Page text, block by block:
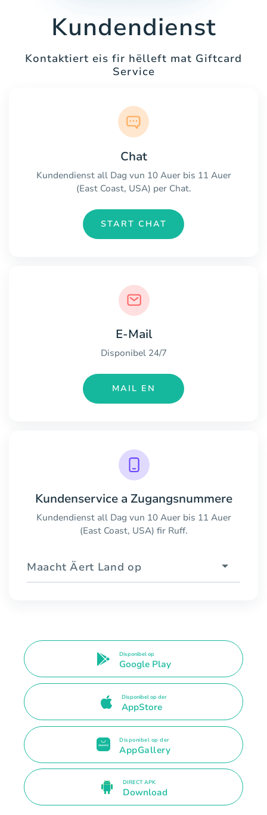
Kundendienst
Kontaktiert eis fir hëlleft mat Giftcard
Service
Chat
Kundendienst all Dag vun 10 Auer bis 11 Auer
(East Coast, USA) per Chat.
START CHAT
E-Mail
Disponibel 24/7
MAIL EN
Kundenservice a Zugangsnummere
Kundendienst all Dag vun 10 Auer bis 11 Auer
(East Coast, USA) fir Ruff.
Maacht Äert Land op
Disponibel op
Google Play
Disponibel op der
AppStore
Disponibel op der
AppGallery
DIRECT APK
Download